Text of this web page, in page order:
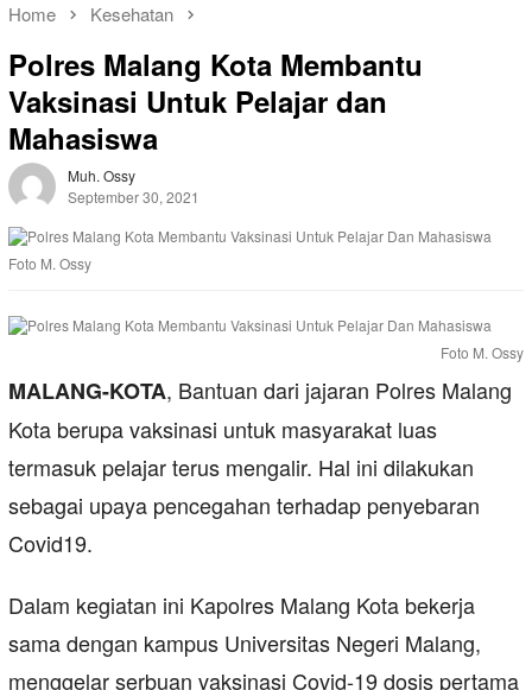
Home Kesehatan
Polres Malang Kota Membantu
Vaksinasi Untuk Pelajar dan
Mahasiswa
Muh. Ossy
September 30, 2021
Foto M. Ossy
Foto M. Ossy
MALANG-KOTA, Bantuan dari jajaran Polres Malang
Kota berupa vaksinasi untuk masyarakat luas
termasuk pelajar terus mengalir. Hal ini dilakukan
sebagai upaya pencegahan terhadap penyebaran
Covid19.
Dalam kegiatan ini Kapolres Malang Kota bekerja
sama dengan kampus Universitas Negeri Malang,
menggelar serbuan vaksinasi Covid-19 dosis pertama